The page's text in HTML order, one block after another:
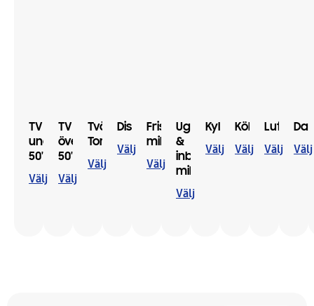
TV
under
50"
Välj
TV
över
50"
Välj
Tvättmaskin &
Torktumlare
Välj
Diskmaskin
Välj
Fristående
mikro
Välj
Ugn
&
inbyggd
mikro
Välj
Kyl/frys
Välj
Köksfläkt
Välj Välj Välj